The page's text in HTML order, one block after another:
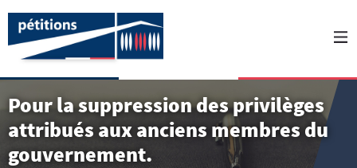
Pour la suppression des privilèges
attribués aux anciens membres du
gouvernement.